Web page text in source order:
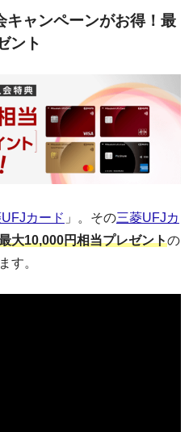
ャンペーンがお得！最
ント
カード 」。その三菱UFJカ
大10,000円相当プレゼントの
す。